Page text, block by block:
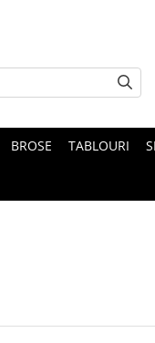
BROSE TABLOURI